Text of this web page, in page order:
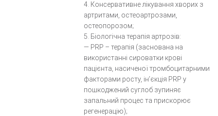
4. Консервативне лікування хворих з
артритами, остеоартрозами,
остеопорозом;
5. Біологічна терапія артрозів:
— PRP – терапія (заснована на
використанні сироватки крові
пацієнта, насиченої тромбоцитарними
факторами росту, ін’єкція PRP у
пошкоджений суглоб зупиняє
запальний процес та прискорює
регенерацію);